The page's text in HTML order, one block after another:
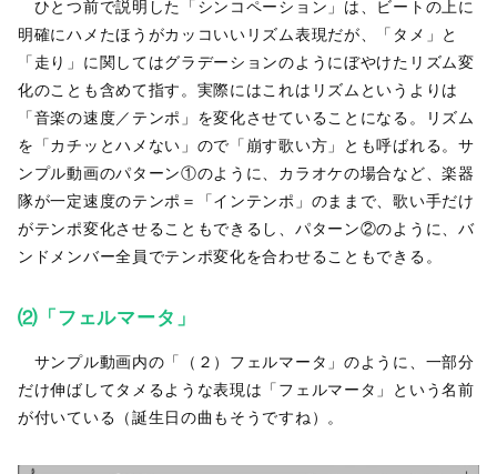
ひとつ前で説明した「シンコペーション」は、ビートの上に
明確にハメたほうがカッコいいリズム表現だが、「タメ」と
「走り」に関してはグラデーションのようにぼやけたリズム変
化のことも含めて指す。実際にはこれはリズムというよりは
「音楽の速度／テンポ」を変化させていることになる。リズム
を「カチッとハメない」ので「崩す歌い方」とも呼ばれる。サ
ンプル動画のパターン①のように、カラオケの場合など、楽器
隊が一定速度のテンポ＝「インテンポ」のままで、歌い手だけ
がテンポ変化させることもできるし、パターン②のように、バ
ンドメンバー全員でテンポ変化を合わせることもできる。
⑵「フェルマータ」
サンプル動画内の「（２）フェルマータ」のように、一部分
だけ伸ばしてタメるような表現は「フェルマータ」という名前
が付いている（誕生日の曲もそうですね）。